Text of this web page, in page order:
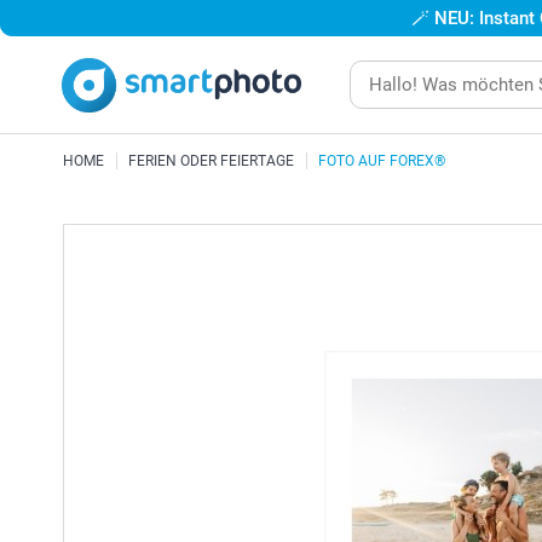
🪄 NEU:
HOME FERIEN ODER FEIERTAGE FOTO AUF FOREX®